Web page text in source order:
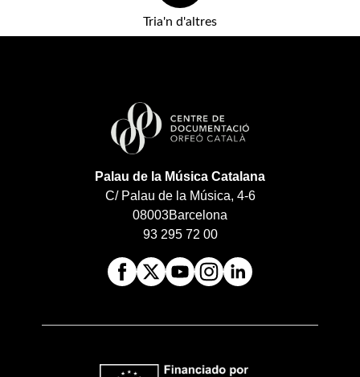
Tria'n d'altres
Palau de la Música Catalana
C/ Palau de la Música, 4-6
08003Barcelona
93 295 72 00